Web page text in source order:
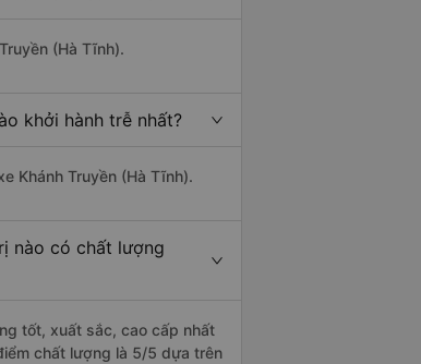
(Hà Tĩnh).
khởi hành trễ nhất?
Khánh Truyền (Hà Tĩnh).
nào có chất lượng
tốt, xuất sắc, cao cấp nhất
chất lượng là 5/5 dựa trên